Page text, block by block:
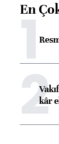
En
1
2
kâr